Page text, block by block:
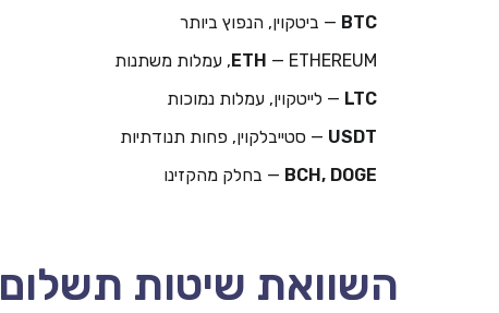
BTC — ביטקוין, הנפוץ ביותר
ETH — ETHEREUM, עמלות משתנות
LTC — לייטקוין, עמלות נמוכות
USDT — סטייבלקוין, פחות תנודתיות
BCH, DOGE — בחלק מהקזינו
השוואת שיטות תשלום